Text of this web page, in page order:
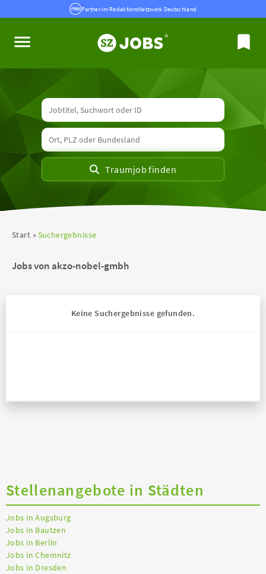
Partner im RedaktionsNetzwerk Deutschland
Start Suchergebnisse
Jobs von akzo-nobel-gmbh
Keine Suchergebnisse gefunden.
Stellenangebote in Städten
Jobs in Augsburg
Jobs in Bautzen
Jobs in Berlin
Jobs in Chemnitz
Jobs in Dresden